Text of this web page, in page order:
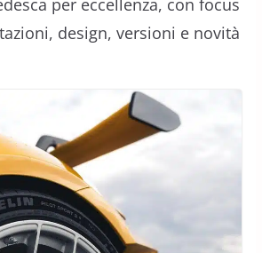
per eccellenza, con focus
design, versioni e novità